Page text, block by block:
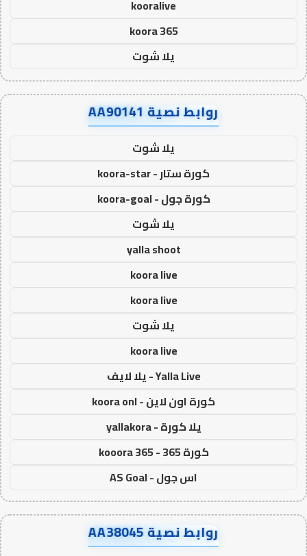
kooralive
koora 365
يلا شوت
روابط نصية AA90141
يلا شوت
كورة ستار - koora-star
كورة جول - koora-goal
يلا شوت
yalla shoot
koora live
koora live
يلا شوت
koora live
Yalla Live - يلا لايف
كورة اون لاين - koora onl
يلا كورة - yallakora
كورة 365 - kooora 365
اس جول - AS Goal
روابط نصية AA38045